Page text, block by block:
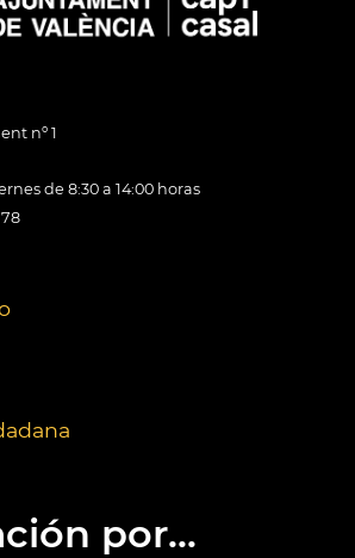
nº 1
de 8:30 a 14:00 horas
por...